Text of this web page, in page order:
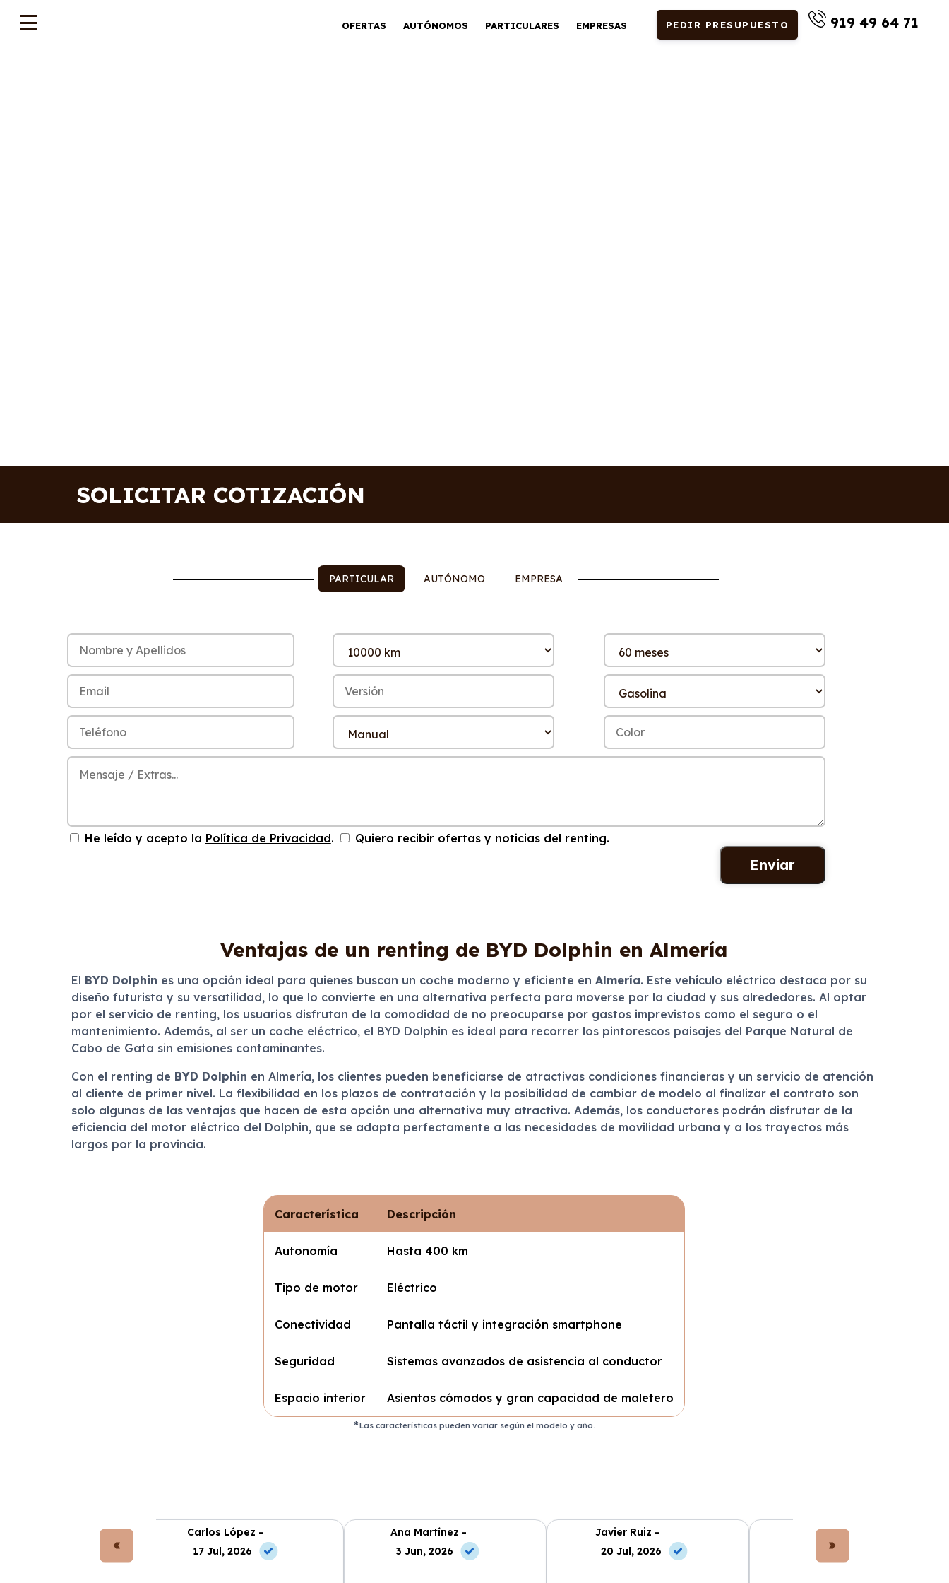
OFERTAS AUTÓNOMOS PARTICULARES EMPRESAS PEDIR PRESUPUESTO 919 49 64 71
SOLICITAR COTIZACIÓN
PARTICULAR AUTÓNOMO EMPRESA
He leído y acepto la Política de Privacidad. Quiero recibir ofertas y noticias del renting.
Ventajas de un renting de BYD Dolphin en Almería
El BYD Dolphin es una opción ideal para quienes buscan un coche moderno y eficiente en Almería. Este vehículo eléctrico destaca por su
diseño futurista y su versatilidad, lo que lo convierte en una alternativa perfecta para moverse por la ciudad y sus alrededores. Al optar
por el servicio de renting, los usuarios disfrutan de la comodidad de no preocuparse por gastos imprevistos como el seguro o el
mantenimiento. Además, al ser un coche eléctrico, el BYD Dolphin es ideal para recorrer los pintorescos paisajes del Parque Natural de
Cabo de Gata sin emisiones contaminantes.
Con el renting de BYD Dolphin en Almería, los clientes pueden beneficiarse de atractivas condiciones financieras y un servicio de atención
al cliente de primer nivel. La flexibilidad en los plazos de contratación y la posibilidad de cambiar de modelo al finalizar el contrato son
solo algunas de las ventajas que hacen de esta opción una alternativa muy atractiva. Además, los conductores podrán disfrutar de la
eficiencia del motor eléctrico del Dolphin, que se adapta perfectamente a las necesidades de movilidad urbana y a los trayectos más
largos por la provincia.
Característica Descripción
Autonomía Hasta 400 km
Tipo de motor Eléctrico
Conectividad Pantalla táctil y integración smartphone
Seguridad Sistemas avanzados de asistencia al conductor
Espacio interior Asientos cómodos y gran capacidad de maletero
Las características pueden variar según el modelo y año.
Carlos López -
17 Jul, 2026
Ana Martínez -
3 Jun, 2026
Javier Ruiz -
20 Jul, 2026
Lucía Fernández -
10 May, 2026